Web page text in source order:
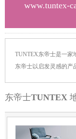
www.tuntex-
TUNTEX东帝士是一家
东帝士以启发灵感的产
东帝士TUNTEX